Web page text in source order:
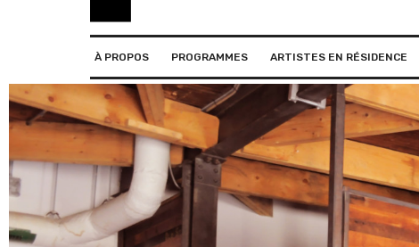
À PROPOS PROGRAMMES ARTISTES EN RÉSIDENCE